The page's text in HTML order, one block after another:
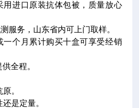
用进口原装抗体包被，质量放心
服务，山东省内可上门取样。
一个月累计购买十盒可享受经销
全程。
原。
还是定量。